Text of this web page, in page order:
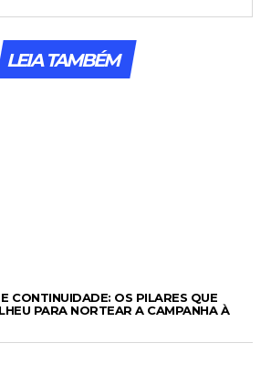
LEIA TAMBÉM
CONTINUIDADE: OS PILARES QUE
PARA NORTEAR A CAMPANHA À